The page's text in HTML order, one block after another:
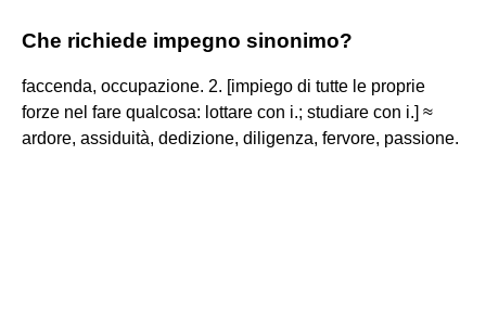
Che richiede impegno sinonimo?
faccenda, occupazione. 2. [impiego di tutte le proprie
forze nel fare qualcosa: lottare con i.; studiare con i.] ≈
ardore, assiduità, dedizione, diligenza, fervore, passione.